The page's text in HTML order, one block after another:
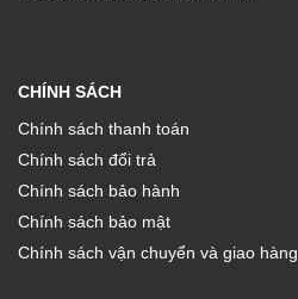
CHÍNH SÁCH
Chính sách thanh toán
Chính sách đổi trả
Chính sách bảo hành
Chính sách bảo mật
Chính sách vận chuyển và giao hàng